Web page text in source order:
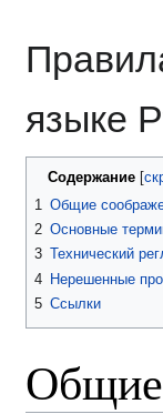
языке
Содержание
1 Общие
2 Основные
3 Технический
4 Нерешенные
5 Ссылки